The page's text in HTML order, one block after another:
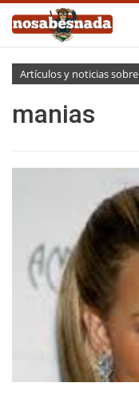
Artículos y noticias sobre
manias